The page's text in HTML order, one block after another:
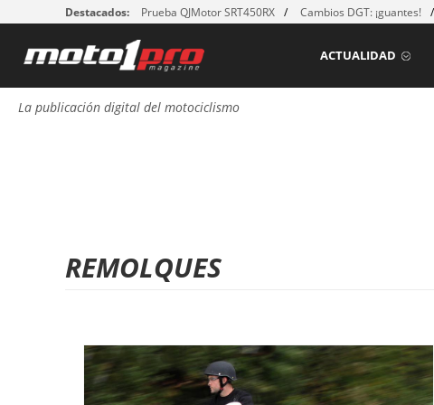
Destacados: Prueba QJMotor SRT450RX Cambios DGT: ¡guantes!
ACTUALIDAD
La publicación digital del motociclismo
REMOLQUES